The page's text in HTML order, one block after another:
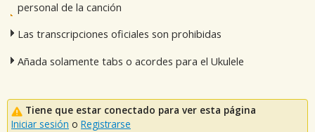
personal de la canción
Las transcripciones oficiales son prohibidas
Añada solamente tabs o acordes para el Ukulele
Tiene que estar conectado para ver esta página
Iniciar sesión o Registrarse